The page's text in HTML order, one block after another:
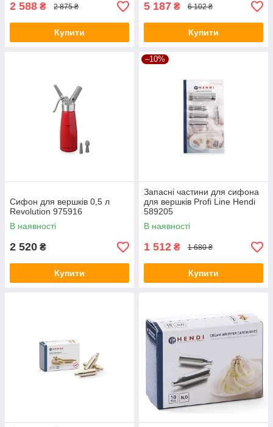
2 588 ₴ 2 875 ₴
Купити
5 187 ₴ 6 102 ₴
Купити
Сифон для вершків 0,5 л
Revolution 975916
В наявності
2 520 ₴
Купити
–10%
Запасні частини для сифона
для вершків Profi Line Hendi
589205
В наявності
1 512 ₴ 1 680 ₴
Купити